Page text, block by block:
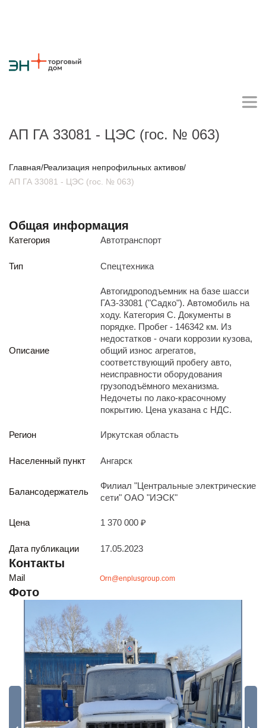
Стратегия
Карьера
Противодействие коррупции
Закупки товаров
Реализация непрофильных активов
с 8:00 до 17:15
И бесплатно получайте ценную информацию
Подписаться
АП ГА 33081 - ЦЭС (гос. № 063)
Главная/Реализация непрофильных активов/
АП ГА 33081 - ЦЭС (гос. № 063)
Общая информация
Категория Автотранспорт
Тип Спецтехника
Описание
Автогидроподъемник на базе шасси
ГАЗ-33081 ("Садко"). Автомобиль на
ходу. Категория C. Документы в
порядке. Пробег - 146342 км. Из
недостатков - очаги коррозии кузова,
общий износ агрегатов,
соответствующий пробегу авто,
неисправности оборудования
грузоподъёмного механизма.
Недочеты по лако-красочному
покрытию. Цена указана с НДС.
Регион Иркутская область
Населенный пункт Ангарск
Балансодержатель
Филиал "Центральные электрические
сети" ОАО "ИЭСК"
Цена 1 370 000 ₽
Дата публикации 17.05.2023
Контакты
Mail Orn@enplusgroup.com
Фото